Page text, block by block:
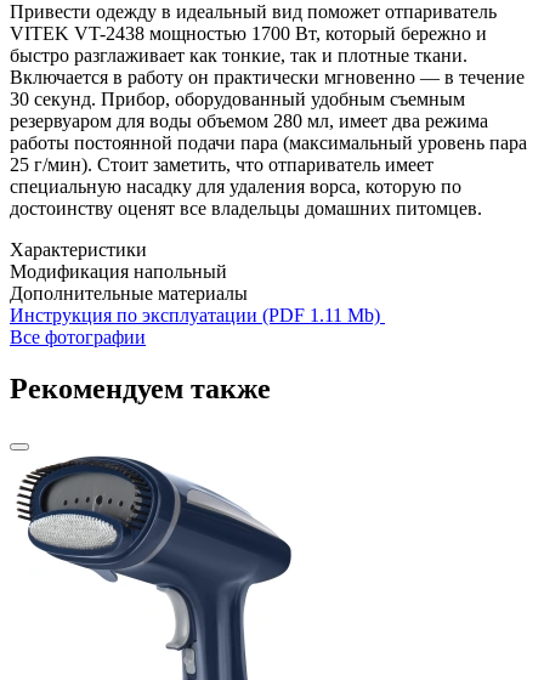
Привести одежду в идеальный вид поможет отпариватель
VITEK VT-2438 мощностью 1700 Вт, который бережно и
быстро разглаживает как тонкие, так и плотные ткани.
Включается в работу он практически мгновенно — в течение
30 секунд. Прибор, оборудованный удобным съемным
резервуаром для воды объемом 280 мл, имеет два режима
работы постоянной подачи пара (максимальный уровень пара
25 г/мин). Стоит заметить, что отпариватель имеет
специальную насадку для удаления ворса, которую по
достоинству оценят все владельцы домашних питомцев.
Характеристики
Модификация напольный
Дополнительные материалы
Инструкция по эксплуатации (PDF 1.11 Mb)
Все фотографии
Рекомендуем также